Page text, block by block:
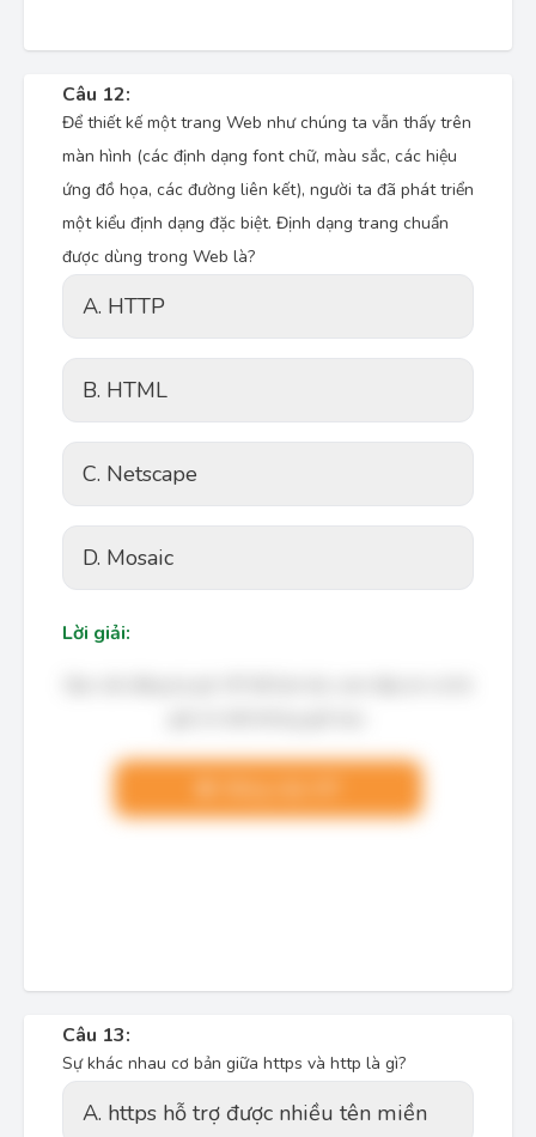
Câu 12:
Để thiết kế một trang Web như chúng ta vẫn thấy trên
màn hình (các định dạng font chữ, màu sắc, các hiệu
ứng đồ họa, các đường liên kết), người ta đã phát triển
một kiểu định dạng đặc biệt. Định dạng trang chuẩn
được dùng trong Web là?
A. HTTP
B. HTML
C. Netscape
D. Mosaic
Lời giải:
Câu 13:
Sự khác nhau cơ bản giữa https và http là gì?
A. https hỗ trợ được nhiều tên miền